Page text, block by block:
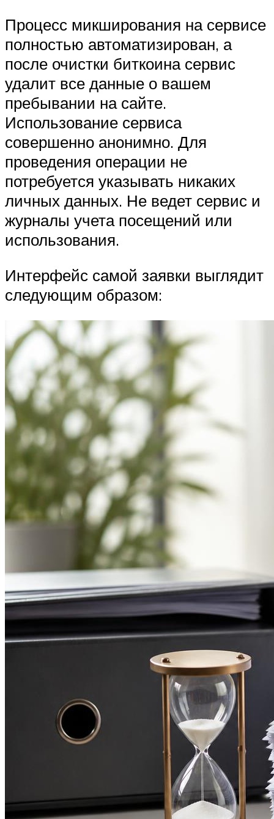
Процесс микширования на сервисе
полностью автоматизирован, а
после очистки биткоина сервис
удалит все данные о вашем
пребывании на сайте.
Использование сервиса
совершенно анонимно. Для
проведения операции не
потребуется указывать никаких
личных данных. Не ведет сервис и
журналы учета посещений или
использования.
Интерфейс самой заявки выглядит
следующим образом: